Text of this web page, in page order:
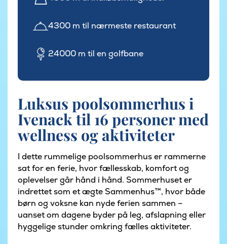
4300 m til nærmeste restaurant
24000 m til en golfbane
Luksus poolsommerhus i
Ivenack til 16 personer med
wellness og aktiviteter
I dette rummelige poolsommerhus er rammerne
sat for en ferie, hvor fællesskab, komfort og
oplevelser går hånd i hånd. Sommerhuset er
indrettet som et ægte Sammenhus™, hvor både
børn og voksne kan nyde ferien sammen –
uanset om dagene byder på leg, afslapning eller
hyggelige stunder omkring fælles aktiviteter.